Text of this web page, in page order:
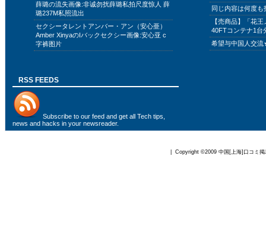
薛璐の流失画像:非诚勿扰薛璐私拍尺度惊人 薛
璐237M私照流出
セクシータレントアンバー・アン（安心亜）
Amber XinyaのIバックセクシー画像:安心亚 c
字裤图片
同じ内容は何度
【売商品】「花
40FTコンテナ1台
希望与中国人交
RSS FEEDS
Subscribe to our feed and get all Tech tips,
news and hacks in your newsreader.
| Copyright ©2009 中国[上海]口コミ掲